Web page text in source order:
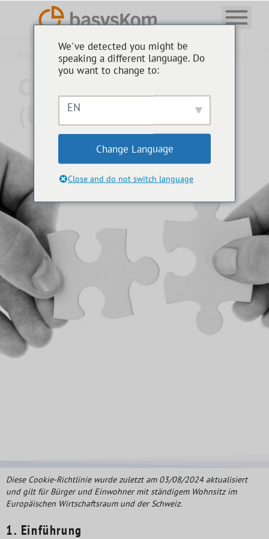
BASYSKOM ANWENDUNGSENTWICKLUNG
COOKIE-RICHTLINIE
Es wurden keine Überschriften auf dieser Seite gefunden.
Diese Cookie-Richtlinie wurde zuletzt am 03/08/2024 aktualisiert
und gilt für Bürger und Einwohner mit ständigem Wohnsitz im
Europäischen Wirtschaftsraum und der Schweiz.
1. Einführung
We've detected you might be
speaking a different language. Do
you want to change to:
EN
Change Language
Close and do not switch language